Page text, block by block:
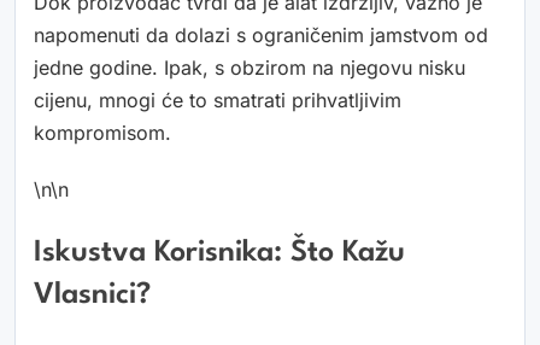
napomenuti da dolazi s ograničenim jamstvom od
jedne godine. Ipak, s obzirom na njegovu nisku
cijenu, mnogi će to smatrati prihvatljivim
kompromisom.
\n\n
Iskustva Korisnika: Što Kažu
Vlasnici?